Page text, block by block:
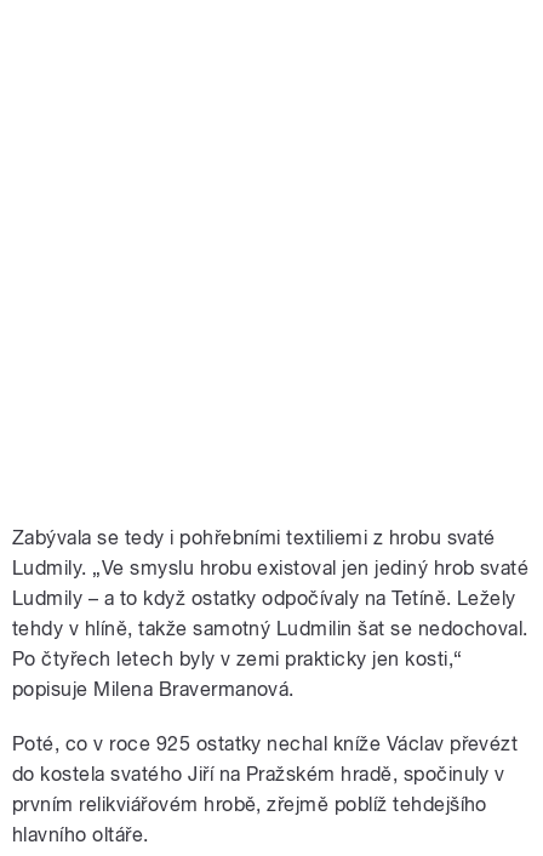
Zabývala se tedy i pohřebními textiliemi z hrobu svaté
Ludmily. „Ve smyslu hrobu existoval jen jediný hrob svaté
Ludmily – a to když ostatky odpočívaly na Tetíně. Ležely
tehdy v hlíně, takže samotný Ludmilin šat se nedochoval.
Po čtyřech letech byly v zemi prakticky jen kosti,“
popisuje Milena Bravermanová.
Poté, co v roce 925 ostatky nechal kníže Václav převézt
do kostela svatého Jiří na Pražském hradě, spočinuly v
prvním relikviářovém hrobě, zřejmě poblíž tehdejšího
hlavního oltáře.